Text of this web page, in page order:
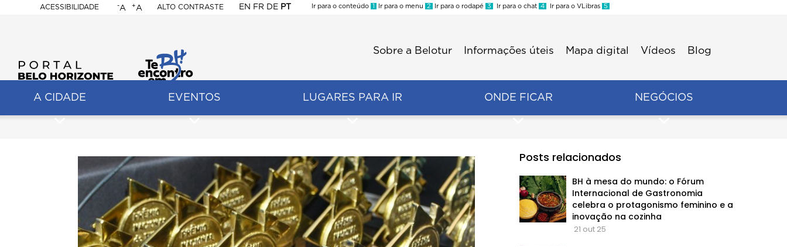
ACESSIBILIDADE
BELO
HORIZONTE
-A +A ALTO CONTRASTE EN FR DE PT
Ir para o conteúdo 1 Ir para o menu 2 Ir para o rodapé 3 Ir para o chat 4 Ir para o VLibras 5
Sobre a Belotur Informações úteis Mapa digital Vídeos Blog
A CIDADE EVENTOS LUGARES PARA IR ONDE FICAR NEGÓCIOS
Posts relacionados
BH à mesa do mundo: o Fórum
Internacional de Gastronomia
celebra o protagonismo feminino e a
inovação na cozinha
21 out 25